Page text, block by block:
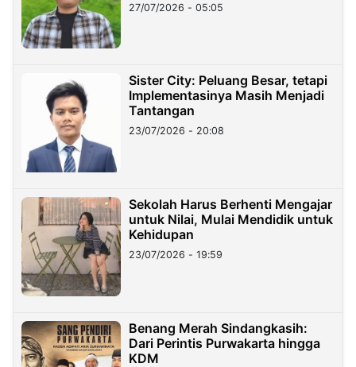
27/07/2026 - 05:05
Sister City: Peluang Besar, tetapi
Implementasinya Masih Menjadi
Tantangan
23/07/2026 - 20:08
Sekolah Harus Berhenti Mengajar
untuk Nilai, Mulai Mendidik untuk
Kehidupan
23/07/2026 - 19:59
Benang Merah Sindangkasih:
Dari Perintis Purwakarta hingga
KDM